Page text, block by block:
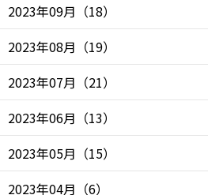
2023年09月 （18）
2023年08月 （19）
2023年07月 （21）
2023年06月 （13）
2023年05月 （15）
2023年04月 （6）